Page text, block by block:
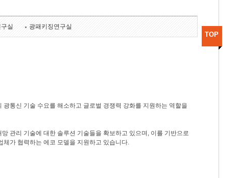
실 광패키징연구실
통신 기술 수요를 해소하고 글로벌 경쟁력 강화를 지원하는 역할을
관리 기술에 대한 솔루션 기술들을 확보하고 있으며, 이를 기반으로
가 협력하는 에코 모델을 지원하고 있습니다.
TOP